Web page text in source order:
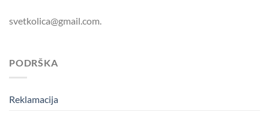
svetkolica@gmail.com.
PODRŠKA
Reklamacija